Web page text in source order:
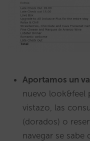
Aportamos un
nuevo look&feel
vistazo, las
(dorados) o
navegar se sabe